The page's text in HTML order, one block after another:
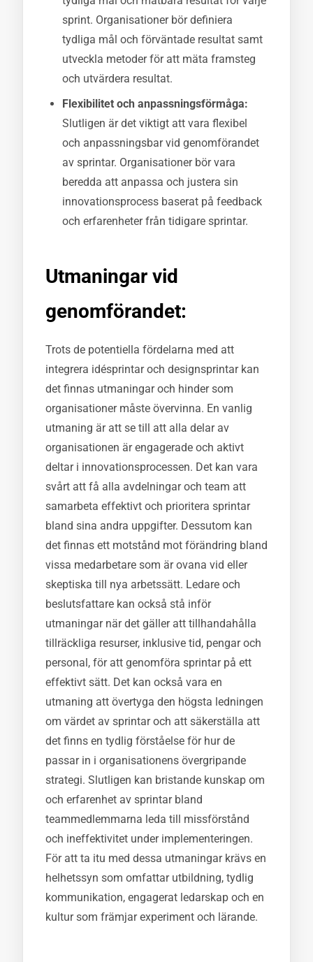
sprint. Organisationer bör definiera
tydliga mål och förväntade resultat samt
utveckla metoder för att mäta framsteg
och utvärdera resultat.
Flexibilitet och anpassningsförmåga:
Slutligen är det viktigt att vara flexibel
och anpassningsbar vid genomförandet
av sprintar. Organisationer bör vara
beredda att anpassa och justera sin
innovationsprocess baserat på feedback
och erfarenheter från tidigare sprintar.
Utmaningar vid
genomförandet:
Trots de potentiella fördelarna med att
integrera idésprintar och designsprintar kan
det finnas utmaningar och hinder som
organisationer måste övervinna. En vanlig
utmaning är att se till att alla delar av
organisationen är engagerade och aktivt
deltar i innovationsprocessen. Det kan vara
svårt att få alla avdelningar och team att
samarbeta effektivt och prioritera sprintar
bland sina andra uppgifter. Dessutom kan
det finnas ett motstånd mot förändring bland
vissa medarbetare som är ovana vid eller
skeptiska till nya arbetssätt. Ledare och
beslutsfattare kan också stå inför
utmaningar när det gäller att tillhandahålla
tillräckliga resurser, inklusive tid, pengar och
personal, för att genomföra sprintar på ett
effektivt sätt. Det kan också vara en
utmaning att övertyga den högsta ledningen
om värdet av sprintar och att säkerställa att
det finns en tydlig förståelse för hur de
passar in i organisationens övergripande
strategi. Slutligen kan bristande kunskap om
och erfarenhet av sprintar bland
teammedlemmarna leda till missförstånd
och ineffektivitet under implementeringen.
För att ta itu med dessa utmaningar krävs en
helhetssyn som omfattar utbildning, tydlig
kommunikation, engagerat ledarskap och en
kultur som främjar experiment och lärande.